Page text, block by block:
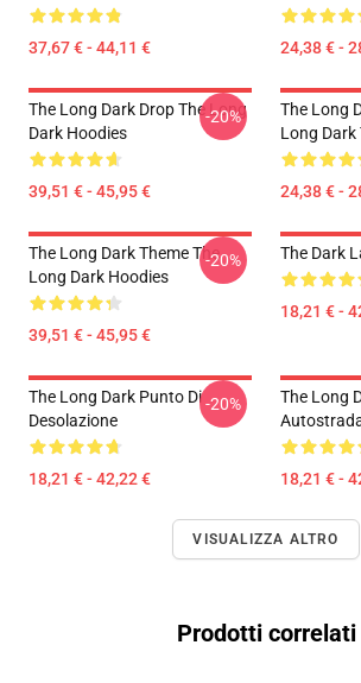
37,67 € - 44,11 € 24,38 € -
The Long Dark Drop The Long
Dark Hoodies
39,51 € - 45,95 €
-20%
The Long
Long Dark
24,38 € -
The Long Dark Theme The
Long Dark Hoodies
39,51 € - 45,95 €
-20% The Dark
18,21 € -
The Long Dark Punto Di
Desolazione
18,21 € - 42,22 €
-20%
The Long
18,21 € -
VISUALIZZA ALTRO
Prodotti correlati